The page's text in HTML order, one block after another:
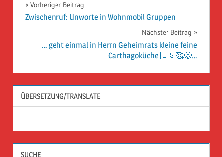
Beitragsnavigation
Vorheriger Beitrag
Zwischenruf: Unworte in Wohnmobil Gruppen
Nächster Beitrag
… geht einmal in Herrn Geheimrats kleine feine
Carthagoküche 🇪🇸🥰😋…
ÜBERSETZUNG/TRANSLATE
SUCHE